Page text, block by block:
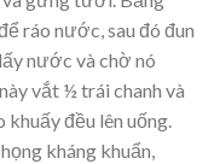
ráo nước, sau đó đun
nước và chờ nó
vắt ½ trái chanh và
khuấy đều lên uống.
kháng khuẩn,